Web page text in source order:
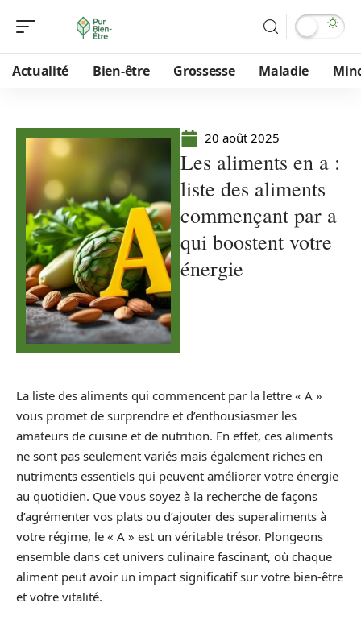
Actualité Bien-être Grossesse Maladie
20 août 2025
Les aliments en a :
liste des aliments
commençant par a
qui boostent votre
énergie
La liste des aliments qui commencent par la lettre « A »
vous promet de surprendre et d’enthousiasmer les
amateurs de cuisine et de nutrition. En effet, ces aliments
ne sont pas seulement variés mais également riches en
nutriments essentiels qui peuvent améliorer votre énergie
au quotidien. Que vous soyez à la recherche de façons
d’agrémenter vos plats ou d’ajouter des superaliments à
votre régime, le « A » est un véritable trésor. Plongeons
ensemble dans cet univers culinaire fascinant, où chaque
aliment peut avoir un impact significatif sur votre bien-être
et votre vitalité.